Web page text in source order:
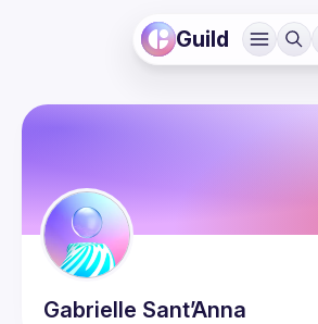
Guild
Gabrielle Sant’Anna